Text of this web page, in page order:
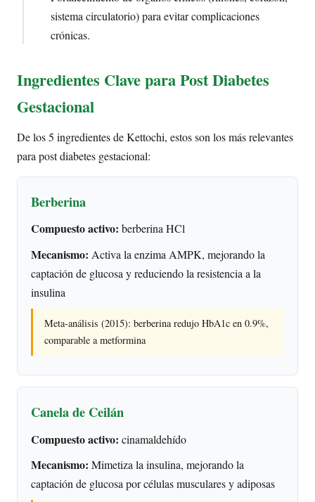
sistema circulatorio) para evitar complicaciones
crónicas.
Ingredientes Clave para Post Diabetes
Gestacional
De los 5 ingredientes de Kettochi, estos son los más relevantes
para post diabetes gestacional:
Berberina
Compuesto activo: berberina HCl
Mecanismo: Activa la enzima AMPK, mejorando la
captación de glucosa y reduciendo la resistencia a la
insulina
Meta-análisis (2015): berberina redujo HbA1c en 0.9%,
comparable a metformina
Canela de Ceilán
Compuesto activo: cinamaldehído
Mecanismo: Mimetiza la insulina, mejorando la
captación de glucosa por células musculares y adiposas